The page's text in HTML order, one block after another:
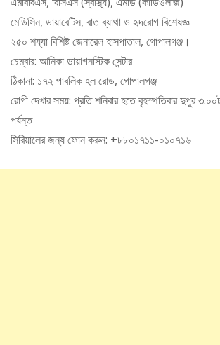
মেডিসিন, ডায়াবেটিস, বাত ব্যাথা ও হৃদরোগ বিশেষজ্ঞ
২৫০ শয্যা বিশিষ্ট জেনারেল হাসপাতাল, গোপালগঞ্জ।
চেম্বার: আনিকা ডায়াগনস্টিক সেন্টার
ঠিকানা: ১৭২ পাবলিক হল রোড, গোপালগঞ্জ
রোগী দেখার সময়: প্রতি শনিবার হতে বৃহস্পতিবার দুপুর
পর্যন্ত
সিরিয়ালের জন্য ফোন করুন: +৮৮০১৭১১-০১০৭১৬